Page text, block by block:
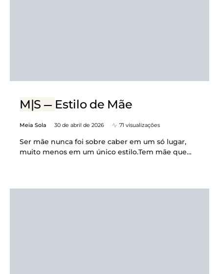
M|S Estilo de Mãe
Meia Sola 30 de abril de 2026 71 visualizações
Ser mãe nunca foi sobre caber em um só lugar,
muito menos em um único estilo.Tem mãe que…